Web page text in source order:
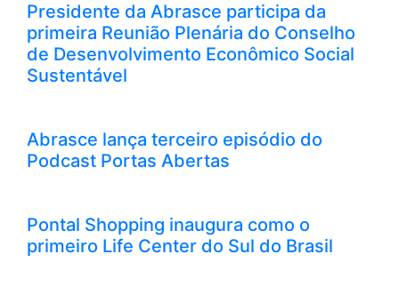
Presidente da Abrasce participa da
primeira Reunião Plenária do Conselho
de Desenvolvimento Econômico Social
Sustentável
Abrasce lança terceiro episódio do
Podcast Portas Abertas
Pontal Shopping inaugura como o
primeiro Life Center do Sul do Brasil